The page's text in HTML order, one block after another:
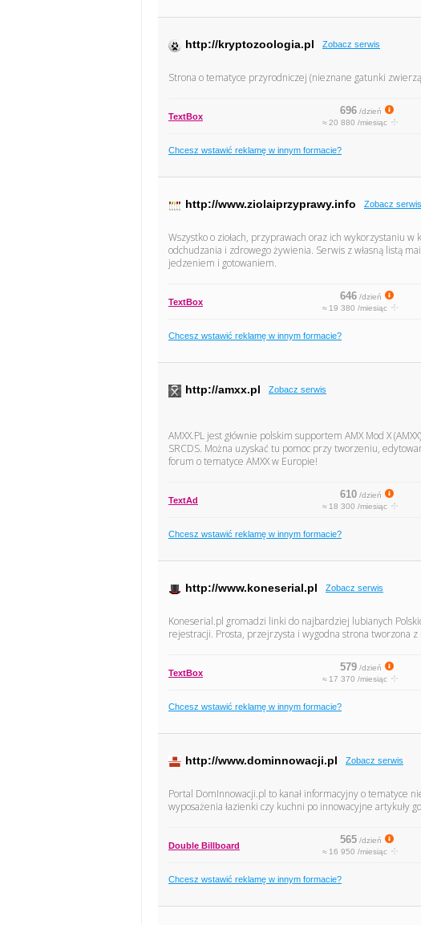
http://kryptozoologia.pl Zobacz serwis
Strona o tematyce przyrodniczej (nieznane gatunki
TextBox 696 /dzień
≈ 20 880 /miesiąc
Chcesz wstawić reklamę w innym formacie?
http://www.ziolaiprzyprawy.info Zobacz serwis
Wszystko o ziołach, przyprawach oraz ich wykorzystaniu
odchudzania i zdrowego żywienia. Serwis z własną listą
jedzeniem i gotowaniem.
TextBox 646 /dzień
≈ 19 380 /miesiąc
Chcesz wstawić reklamę w innym formacie?
http://amxx.pl Zobacz serwis
AMXX.PL jest głównie polskim supportem AMX Mod X
SRCDS. Można uzyskać tu pomoc przy tworzeniu,
forum o tematyce AMXX w Europie!
TextAd 610 /dzień
≈ 18 300 /miesiąc
Chcesz wstawić reklamę w innym formacie?
http://www.koneserial.pl Zobacz serwis
Koneserial.pl gromadzi linki do najbardziej lubianych
rejestracji. Prosta, przejrzysta i wygodna strona tworzona
TextBox 579 /dzień
≈ 17 370 /miesiąc
Chcesz wstawić reklamę w innym formacie?
http://www.dominnowacji.pl Zobacz serwis
Portal DomInnowacji.pl to kanał informacyjny o tematyce
wyposażenia łazienki czy kuchni po innowacyjne artykuły
Double Billboard 565 /dzień
≈ 16 950 /miesiąc
Chcesz wstawić reklamę w innym formacie?